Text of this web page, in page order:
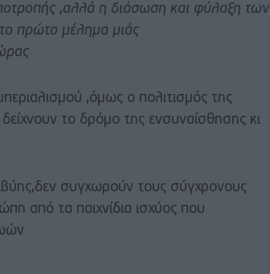
,αλλά η διάσωση και φύλαξη των
πρώτο μέλημα μιάς
,όμως ο πολιτισμός της
το δρόμο της ενσυναίσθησης κι
συγχωρούν τους σύγχρονους
από τα παιχνίδια ισχύος που